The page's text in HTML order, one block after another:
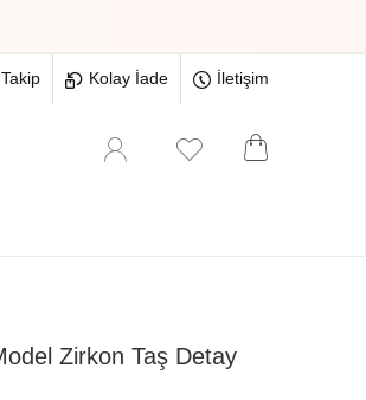
Kolay İade İletişim
Zirkon Taş Detay